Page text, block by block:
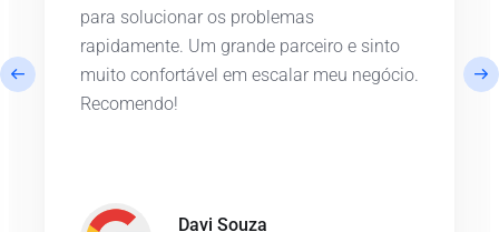
para solucionar os problemas
rapidamente. Um grande parceiro e sinto
muito confortável em escalar meu negócio.
Recomendo!
Davi Souza